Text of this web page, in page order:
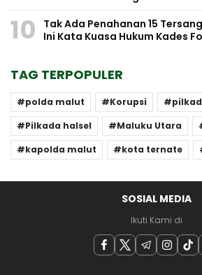
10
Tak Ada Penahanan 15
Ini Kata Kuasa Hukum Kades
TAG TERPOPULER
polda malut Korupsi
Pilkada halsel
Maluku Utara
kapolda malut
kota ternate
SOSIAL MEDIA
Ikuti Kami di